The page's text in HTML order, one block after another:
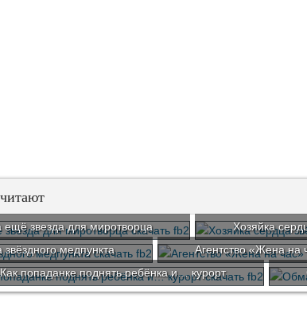
ещё звезда для миротворца
Хозяйка
звёздного медпункта
Агентство «Жена на
Как попаданке поднять ребёнка и… курорт